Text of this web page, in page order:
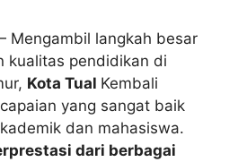
Mengambil langkah besar
kualitas pendidikan di
Kota Tual Kembali
yang sangat baik
dan mahasiswa.
dari berbagai